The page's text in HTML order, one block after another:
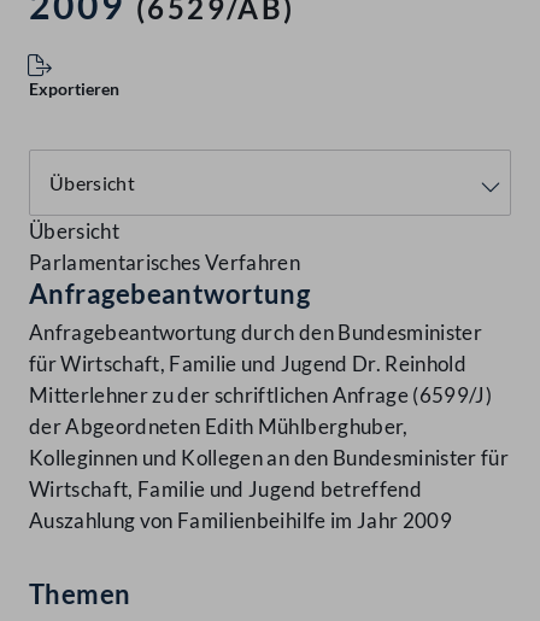
(6529/AB)
Exportieren
Übersicht
Parlamentarisches Verfahren
Anfragebeantwortung
Anfragebeantwortung durch den Bundesminister
für Wirtschaft, Familie und Jugend Dr. Reinhold
Mitterlehner zu der schriftlichen Anfrage (6599/J)
der Abgeordneten Edith Mühlberghuber,
Kolleginnen und Kollegen an den Bundesminister für
Wirtschaft, Familie und Jugend betreffend
Auszahlung von Familienbeihilfe im Jahr 2009
Themen